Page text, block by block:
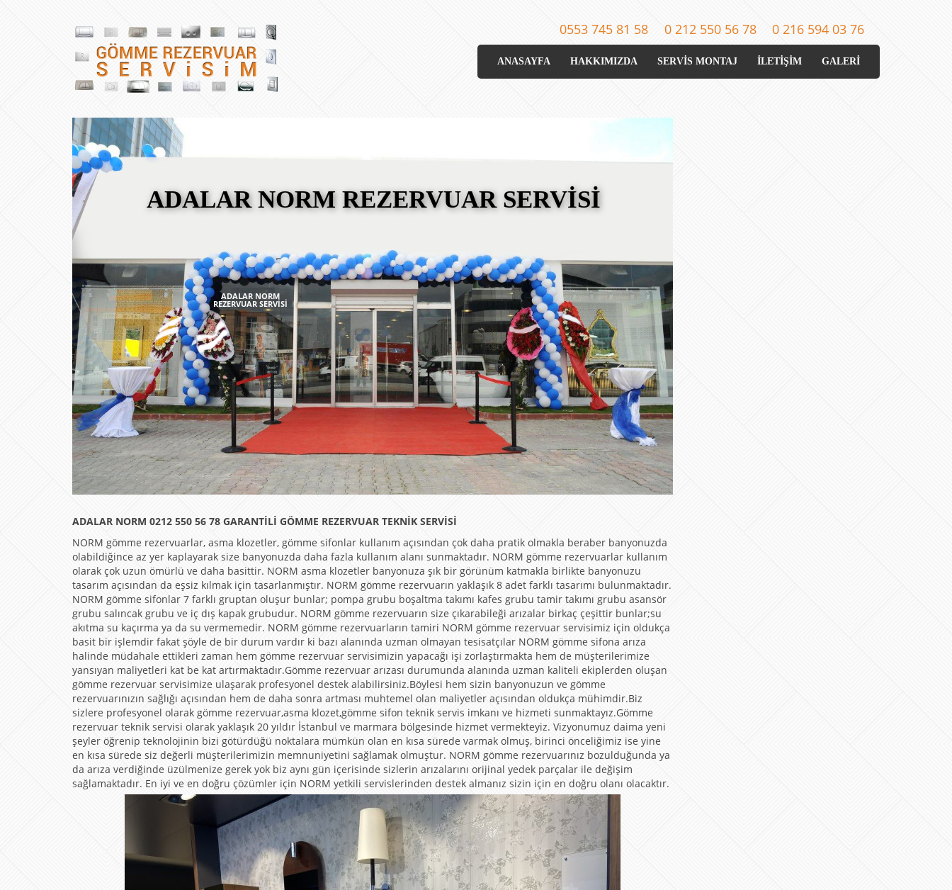
0553 745 81 58 0 212 550 56 78 0 216 594 03 76
ANASAYFA HAKKIMIZDA SERVİS MONTAJ İLETİŞİM GALERİ
ADALAR NORM REZERVUAR SERVİSİ
ADALAR NORM
REZERVUAR SERVİSİ
ADALAR NORM 0212 550 56 78 GARANTİLİ GÖMME REZERVUAR TEKNİK SERVİSİ
NORM gömme rezervuarlar, asma klozetler, gömme sifonlar kullanım açısından çok daha pratik olmakla beraber banyonuzda
olabildiğince az yer kaplayarak size banyonuzda daha fazla kullanım alanı sunmaktadır. NORM gömme rezervuarlar kullanım
olarak çok uzun ömürlü ve daha basittir. NORM asma klozetler banyonuza şık bir görünüm katmakla birlikte banyonuzu
tasarım açısından da eşsiz kılmak için tasarlanmıştır. NORM gömme rezervuarın yaklaşık 8 adet farklı tasarımı bulunmaktadır.
NORM gömme sifonlar 7 farklı gruptan oluşur bunlar; pompa grubu boşaltma takımı kafes grubu tamir takımı grubu asansör
grubu salıncak grubu ve iç dış kapak grubudur. NORM gömme rezervuarın size çıkarabileği arızalar birkaç çeşittir bunlar;su
akıtma su kaçırma ya da su vermemedir. NORM gömme rezervuarların tamiri NORM gömme rezervuar servisimiz için oldukça
basit bir işlemdir fakat şöyle de bir durum vardır ki bazı alanında uzman olmayan tesisatçılar NORM gömme sifona arıza
halinde müdahale ettikleri zaman hem gömme rezervuar servisimizin yapacağı işi zorlaştırmakta hem de müşterilerimize
yansıyan maliyetleri kat be kat artırmaktadır.Gömme rezervuar arızası durumunda alanında uzman kaliteli ekiplerden oluşan
gömme rezervuar servisimize ulaşarak profesyonel destek alabilirsiniz.Böylesi hem sizin banyonuzun ve gömme
rezervuarınızın sağlığı açısından hem de daha sonra artması muhtemel olan maliyetler açısından oldukça mühimdir.Biz
sizlere profesyonel olarak gömme rezervuar,asma klozet,gömme sifon teknik servis imkanı ve hizmeti sunmaktayız.Gömme
rezervuar teknik servisi olarak yaklaşık 20 yıldır İstanbul ve marmara bölgesinde hizmet vermekteyiz. Vizyonumuz daima yeni
şeyler öğrenip teknolojinin bizi götürdüğü noktalara mümkün olan en kısa sürede varmak olmuş, birinci önceliğimiz ise yine
en kısa sürede siz değerli müşterilerimizin memnuniyetini sağlamak olmuştur. NORM gömme rezervuarınız bozulduğunda ya
da arıza verdiğinde üzülmenize gerek yok biz aynı gün içerisinde sizlerin arızalarını orijinal yedek parçalar ile değişim
sağlamaktadır. En iyi ve en doğru çözümler için NORM yetkili servislerinden destek almanız sizin için en doğru olanı olacaktır.